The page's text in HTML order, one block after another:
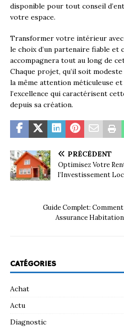
disponible pour tout conseil
votre espace.
Transformer votre intérieur avec
le choix d’un partenaire fiable et
accompagnera tout au long de
Chaque projet, qu’il soit
la même attention méticuleuse
l’excellence qui caractérisent
depuis sa création.
PRÉCÉDENT
Optimisez Votre
l’Investissement
Guide Complet:
Assurance
CATÉGORIES
Achat
Actu
Diagnostic